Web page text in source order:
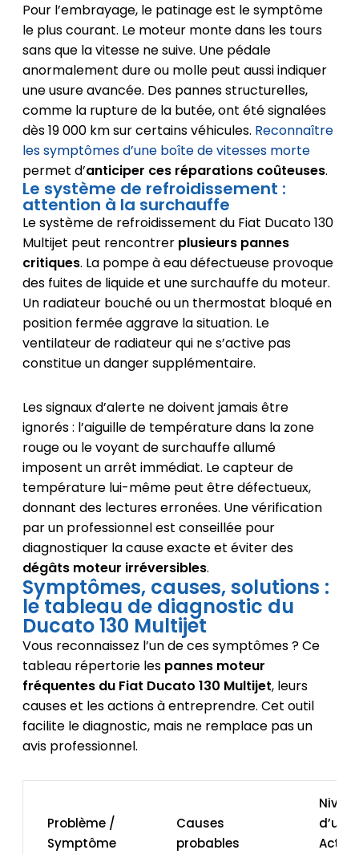
Pour l’embrayage, le patinage est le symptôme
le plus courant. Le moteur monte dans les tours
sans que la vitesse ne suive. Une pédale
anormalement dure ou molle peut aussi indiquer
une usure avancée. Des pannes structurelles,
comme la rupture de la butée, ont été signalées
dès 19 000 km sur certains véhicules. Reconnaître
les symptômes d’une boîte de vitesses morte
permet d’anticiper ces réparations coûteuses.
Le système de refroidissement :
attention à la surchauffe
Le système de refroidissement du Fiat Ducato 130
Multijet peut rencontrer plusieurs pannes
critiques. La pompe à eau défectueuse provoque
des fuites de liquide et une surchauffe du moteur.
Un radiateur bouché ou un thermostat bloqué en
position fermée aggrave la situation. Le
ventilateur de radiateur qui ne s’active pas
constitue un danger supplémentaire.
Les signaux d’alerte ne doivent jamais être
ignorés : l’aiguille de température dans la zone
rouge ou le voyant de surchauffe allumé
imposent un arrêt immédiat. Le capteur de
température lui-même peut être défectueux,
donnant des lectures erronées. Une vérification
par un professionnel est conseillée pour
diagnostiquer la cause exacte et éviter des
dégâts moteur irréversibles.
Symptômes, causes, solutions :
le tableau de diagnostic du
Ducato 130 Multijet
Vous reconnaissez l’un de ces symptômes ? Ce
tableau répertorie les pannes moteur
fréquentes du Fiat Ducato 130 Multijet, leurs
causes et les actions à entreprendre. Cet outil
facilite le diagnostic, mais ne remplace pas un
avis professionnel.
Problème /
Symptôme
Causes
probables
Action